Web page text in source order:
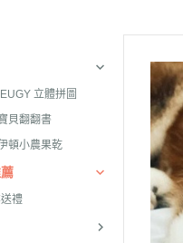
立體拼圖
貝翻翻書
頓小農果乾
禮